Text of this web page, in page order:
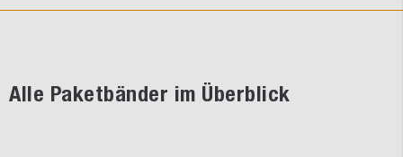
Alle Paketbänder im Überblick